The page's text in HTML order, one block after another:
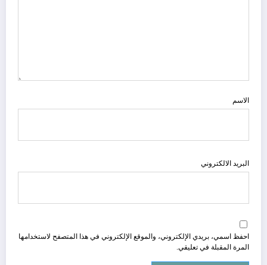
الاسم
البريد الالكتروني
احفظ اسمي، بريدي الإلكتروني، والموقع الإلكتروني في هذا المتصفح لاستخدامها
المرة المقبلة في تعليقي.